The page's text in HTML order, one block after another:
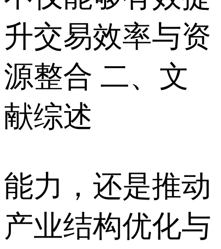
升交易效率与资
源整合 二、文
献综述
能力，还是推动
产业结构优化与